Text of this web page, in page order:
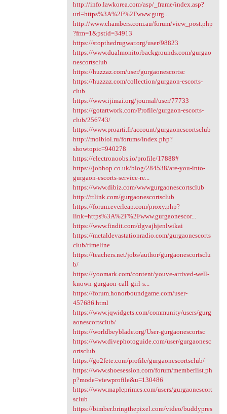
http://info.lawkorea.com/asp/_frame/index.asp?
url=https%3A%2F%2Fwww.gurg...
http://www.chambers.com.au/forum/view_post.php
?frm=1&pstid=34913
https://stopthedrugwar.org/user/98823
https://www.dualmonitorbackgrounds.com/gurgao
nescortsclub
https://huzzaz.com/user/gurgaonescortsc
https://huzzaz.com/collection/gurgaon-escorts-
club
https://www.ijimai.org/journal/user/77733
https://gotartwork.com/Profile/gurgaon-escorts-
club/256743/
https://www.proarti.fr/account/gurgaonescortsclub
http://molbiol.ru/forums/index.php?
showtopic=940278
https://electronoobs.io/profile/17888#
https://jobhop.co.uk/blog/284538/are-you-into-
gurgaon-escorts-service-re...
https://www.dibiz.com/wwwgurgaonescortsclub
http://ttlink.com/gurgaonescortsclub
https://forum.everleap.com/proxy.php?
link=https%3A%2F%2Fwww.gurgaonescor...
https://www.findit.com/dgvajhjenlwikai
https://metaldevastationradio.com/gurgaonescorts
club/timeline
https://teachers.net/jobs/author/gurgaonescortsclu
b/
https://yoomark.com/content/youve-arrived-well-
known-gurgaon-call-girl-s...
https://forum.honorboundgame.com/user-
457686.html
https://www.jqwidgets.com/community/users/gurg
aonescortsclub/
https://worldbeyblade.org/User-gurgaonescortsc
https://www.divephotoguide.com/user/gurgaonesc
ortsclub
https://go2fete.com/profile/gurgaonescortsclub/
https://www.shoesession.com/forum/memberlist.ph
p?mode=viewprofile&u=130486
https://www.mapleprimes.com/users/gurgaonescort
sclub
https://bimber.bringthepixel.com/video/buddypres